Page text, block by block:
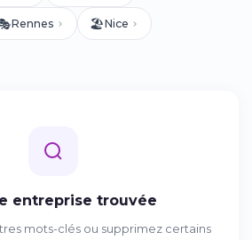
Rennes 🏖️Nice
entreprise trouvée
mots-clés ou supprimez certains